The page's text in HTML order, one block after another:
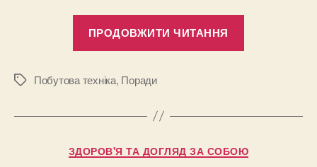
ПРОДОВЖИТИ ЧИТАННЯ
машинкой:
сервисного
ПозначкиПобутова техніка, Поради
Категорії
ЗДОРОВ'Я ТА ДОГЛЯД ЗА СОБОЮ